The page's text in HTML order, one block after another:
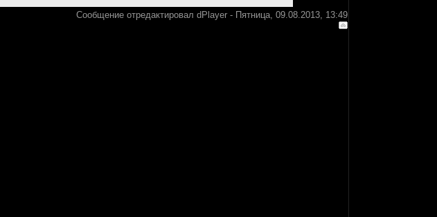
Сообщение отредактировал dPlayer - Пятница, 09.08.2013, 13:49